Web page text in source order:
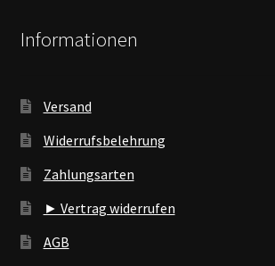
Informationen
Versand
Widerrufsbelehrung
Zahlungsarten
► Vertrag widerrufen
AGB